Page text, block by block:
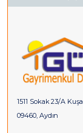
1511 Sokak 23/A
09460, Aydın